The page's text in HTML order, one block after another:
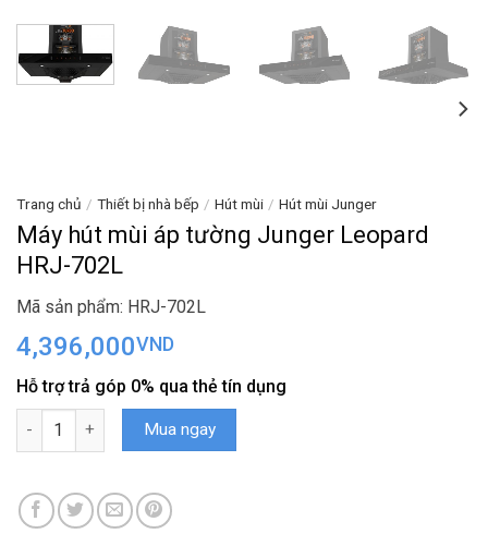
Trang chủ / Thiết bị nhà bếp / Hút mùi / Hút mùi Junger
Máy hút mùi áp tường Junger Leopard
HRJ-702L
Mã sản phẩm: HRJ-702L
4,396,000VND
Hỗ trợ trả góp 0% qua thẻ tín dụng
Máy hút mùi áp tường Junger Leopard HRJ-702L số lượng
Mua ngay